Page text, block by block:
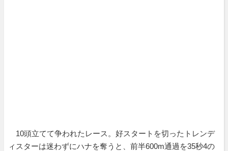
10頭立てて争われたレース。好スタートを切ったトレンデ
ィスターは迷わずにハナを奪うと、前半600m通過を35秒4の